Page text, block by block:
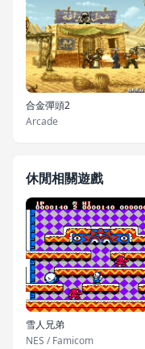
合金彈頭2
Arcade
休閒相關遊戲
雪人兄弟
NES / Famicom